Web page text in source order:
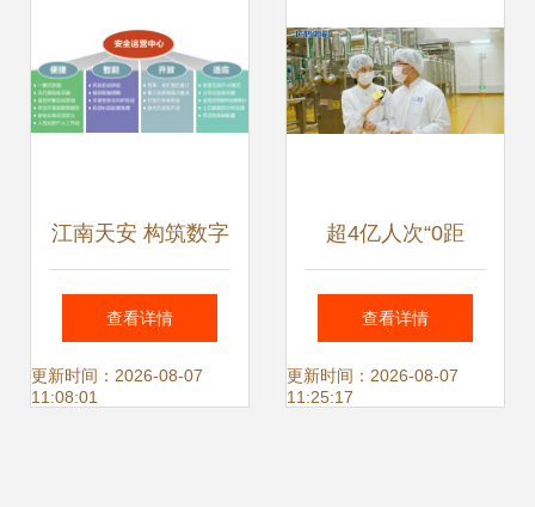
江南天安 构筑数字
时代的坚实盾牌
查看详情
更新时间：2026-08-07
11:08:01
超4亿人次“0距
离”探秘，飞鹤以数
字化透明工厂引领
查看详情
更新时间：2026-08-07
11:25:17